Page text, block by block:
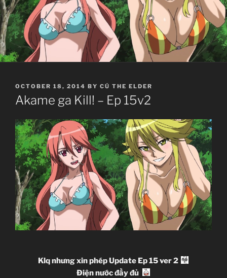
POSTED
ON
OCTOBER 18, 2014 BY CÚ THE ELDER
Akame ga Kill! – Ep 15v2
Klq nhưng xin phép Update Ep 15 ver 2
Điện nước đầy đủ